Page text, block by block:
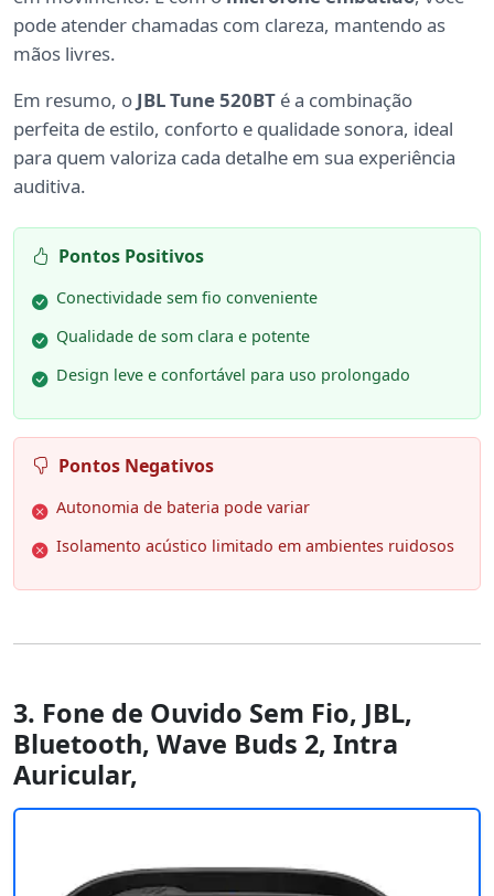
pode atender chamadas com clareza, mantendo as
mãos livres.
Em resumo, o JBL Tune 520BT é a combinação
perfeita de estilo, conforto e qualidade sonora, ideal
para quem valoriza cada detalhe em sua experiência
auditiva.
Pontos Positivos
Conectividade sem fio conveniente
Qualidade de som clara e potente
Design leve e confortável para uso prolongado
Pontos Negativos
Autonomia de bateria pode variar
Isolamento acústico limitado em ambientes ruidosos
3. Fone de Ouvido Sem Fio, JBL,
Bluetooth, Wave Buds 2, Intra
Auricular,